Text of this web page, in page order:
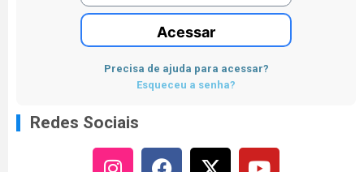
Acessar
Precisa de ajuda para acessar?
Esqueceu a senha?
Redes Sociais